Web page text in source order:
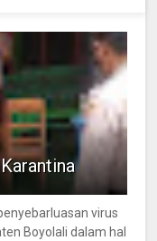
virus
Boyolali dalam hal